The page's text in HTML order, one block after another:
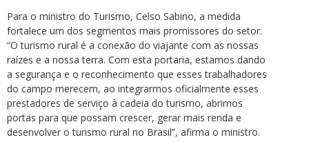
Para o ministro do Turismo, Celso Sabino, a medida
fortalece um dos segmentos mais promissores do setor.
“O turismo rural é a conexão do viajante com as nossas
raízes e a nossa terra. Com esta portaria, estamos dando
a segurança e o reconhecimento que esses trabalhadores
do campo merecem, ao integrarmos oficialmente esses
prestadores de serviço à cadeia do turismo, abrimos
portas para que possam crescer, gerar mais renda e
desenvolver o turismo rural no Brasil”, afirma o ministro.